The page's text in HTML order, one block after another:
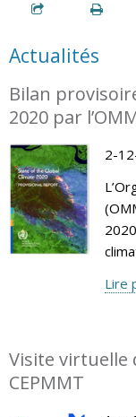
Actualités
Bilan
2020 par
2-
Lire
Visite virtuelle
CEPMMT